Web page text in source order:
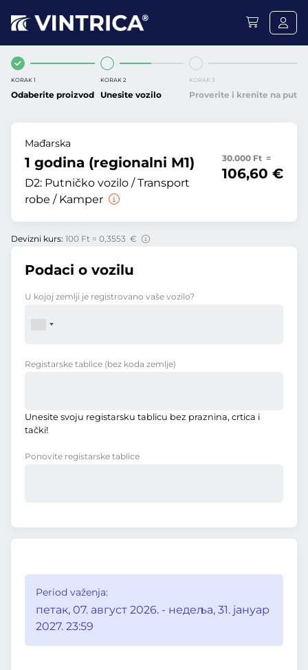
KORAK 1
Odaberite proizvod
KORAK 2
Unesite vozilo
KORAK 3
Proverite i krenite na put
Mađarska
1 godina (regionalni M1)
D2: Putničko vozilo / Transport
robe / Kamper
30.000 Ft =
106,60 €
Devizni kurs: 100 Ft = 0,3553 €
Podaci o vozilu
U kojoj zemlji je registrovano vaše vozilo?
Registarske tablice (bez koda zemlje)
Unesite svoju registarsku tablicu bez praznina, crtica i
tački!
Ponovite registarske tablice
Period važenja:
петак, 07. август 2026. - недеља, 31. јануар
2027. 23:59